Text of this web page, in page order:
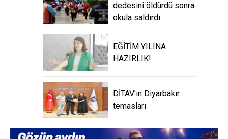
dedesini öldürdü sonra
okula saldırdı
EĞİTİM YILINA
HAZIRLIK!
DİTAV'ın Diyarbakır
temasları